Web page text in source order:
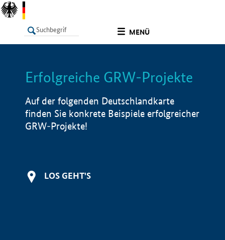
MENÜ
LISTE Info
Erfolgreiche GRW-Projekte
Auf der folgenden Deutschlandkarte
finden Sie konkrete Beispiele erfolgreicher
GRW-Projekte!
LOS GEHT'S